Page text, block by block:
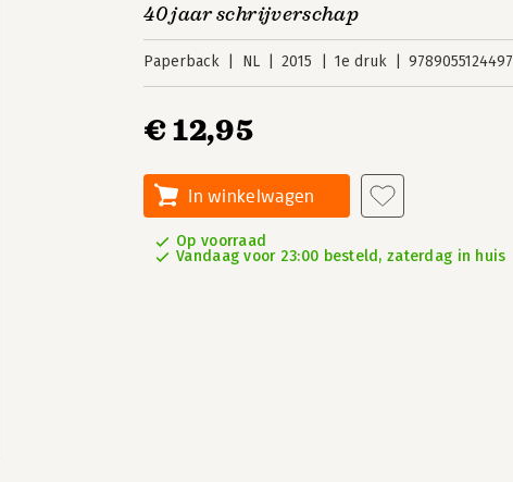
40 jaar schrijverschap
Paperback NL 2015 1e druk 9789055124497
€ 12,95
In winkelwagen
Op voorraad
Vandaag voor 23:00 besteld, zaterdag in huis